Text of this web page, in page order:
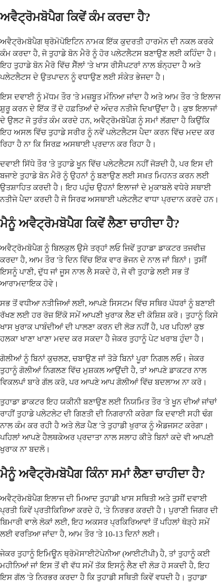
ਅਵੈਟ੍ਰੋਮਬੋਪੈਗ ਕਿਵੇਂ ਕੰਮ ਕਰਦਾ ਹੈ?
ਅਵੈਟ੍ਰੋਮਬੋਪੈਗ ਥ੍ਰੋਮੋਪੋਇਟਿਨ ਨਾਮਕ ਇੱਕ ਕੁਦਰਤੀ ਹਾਰਮੋਨ ਦੀ ਨਕਲ ਕਰਕੇ
ਕੰਮ ਕਰਦਾ ਹੈ, ਜੋ ਤੁਹਾਡੇ ਬੋਨ ਮੈਰੋ ਨੂੰ ਹੋਰ ਪਲੇਟਲੈਟਸ ਬਣਾਉਣ ਲਈ ਕਹਿੰਦਾ ਹੈ।
ਇਹ ਤੁਹਾਡੇ ਬੋਨ ਮੈਰੋ ਵਿੱਚ ਸੈੱਲਾਂ 'ਤੇ ਖਾਸ ਰੀਸੈਪਟਰਾਂ ਨਾਲ ਬੰਨ੍ਹਦਾ ਹੈ ਅਤੇ
ਪਲੇਟਲੈਟਸ ਦੇ ਉਤਪਾਦਨ ਨੂੰ ਵਧਾਉਣ ਲਈ ਸੰਕੇਤ ਭੇਜਦਾ ਹੈ।
ਇਸ ਦਵਾਈ ਨੂੰ ਮੱਧਮ ਤੌਰ 'ਤੇ ਮਜ਼ਬੂਤ ਮੰਨਿਆ ਜਾਂਦਾ ਹੈ ਅਤੇ ਆਮ ਤੌਰ 'ਤੇ ਇਲਾਜ
ਸ਼ੁਰੂ ਕਰਨ ਦੇ ਇੱਕ ਤੋਂ ਦੋ ਹਫ਼ਤਿਆਂ ਦੇ ਅੰਦਰ ਨਤੀਜੇ ਦਿਖਾਉਂਦਾ ਹੈ। ਕੁਝ ਇਲਾਜਾਂ
ਦੇ ਉਲਟ ਜੋ ਤੁਰੰਤ ਕੰਮ ਕਰਦੇ ਹਨ, ਅਵੈਟ੍ਰੋਮਬੋਪੈਗ ਨੂੰ ਸਮਾਂ ਲੱਗਦਾ ਹੈ ਕਿਉਂਕਿ
ਇਹ ਅਸਲ ਵਿੱਚ ਤੁਹਾਡੇ ਸਰੀਰ ਨੂੰ ਨਵੇਂ ਪਲੇਟਲੈਟਸ ਪੈਦਾ ਕਰਨ ਵਿੱਚ ਮਦਦ ਕਰ
ਰਿਹਾ ਹੈ ਨਾ ਕਿ ਸਿਰਫ਼ ਅਸਥਾਈ ਪ੍ਰਦਾਨ ਕਰ ਰਿਹਾ ਹੈ।
ਦਵਾਈ ਸਿੱਧੇ ਤੌਰ 'ਤੇ ਤੁਹਾਡੇ ਖੂਨ ਵਿੱਚ ਪਲੇਟਲੈਟਸ ਨਹੀਂ ਜੋੜਦੀ ਹੈ, ਪਰ ਇਸ ਦੀ
ਬਜਾਏ ਤੁਹਾਡੇ ਬੋਨ ਮੈਰੋ ਨੂੰ ਉਹਨਾਂ ਨੂੰ ਬਣਾਉਣ ਲਈ ਸਖ਼ਤ ਮਿਹਨਤ ਕਰਨ ਲਈ
ਉਤਸ਼ਾਹਿਤ ਕਰਦੀ ਹੈ। ਇਹ ਪਹੁੰਚ ਉਹਨਾਂ ਇਲਾਜਾਂ ਦੇ ਮੁਕਾਬਲੇ ਵਧੇਰੇ ਸਥਾਈ
ਨਤੀਜੇ ਪੈਦਾ ਕਰਦੀ ਹੈ ਜੋ ਸਿਰਫ ਅਸਥਾਈ ਪਲੇਟਲੈਟ ਵਾਧਾ ਪ੍ਰਦਾਨ ਕਰਦੇ ਹਨ।
ਮੈਨੂੰ ਅਵੈਟ੍ਰੋਮਬੋਪੈਗ ਕਿਵੇਂ ਲੈਣਾ ਚਾਹੀਦਾ ਹੈ?
ਅਵੈਟ੍ਰੋਮਬੋਪੈਗ ਨੂੰ ਬਿਲਕੁਲ ਉਸੇ ਤਰ੍ਹਾਂ ਲਓ ਜਿਵੇਂ ਤੁਹਾਡਾ ਡਾਕਟਰ ਤਜਵੀਜ਼
ਕਰਦਾ ਹੈ, ਆਮ ਤੌਰ 'ਤੇ ਦਿਨ ਵਿੱਚ ਇੱਕ ਵਾਰ ਭੋਜਨ ਦੇ ਨਾਲ ਜਾਂ ਬਿਨਾਂ। ਤੁਸੀਂ
ਇਸਨੂੰ ਪਾਣੀ, ਦੁੱਧ ਜਾਂ ਜੂਸ ਨਾਲ ਲੈ ਸਕਦੇ ਹੋ, ਜੋ ਵੀ ਤੁਹਾਡੇ ਲਈ ਸਭ ਤੋਂ
ਆਰਾਮਦਾਇਕ ਹੋਵੇ।
ਸਭ ਤੋਂ ਵਧੀਆ ਨਤੀਜਿਆਂ ਲਈ, ਆਪਣੇ ਸਿਸਟਮ ਵਿੱਚ ਸਥਿਰ ਪੱਧਰਾਂ ਨੂੰ ਬਣਾਈ
ਰੱਖਣ ਲਈ ਹਰ ਰੋਜ਼ ਇੱਕੋ ਸਮੇਂ ਆਪਣੀ ਖੁਰਾਕ ਲੈਣ ਦੀ ਕੋਸ਼ਿਸ਼ ਕਰੋ। ਤੁਹਾਨੂੰ ਕਿਸੇ
ਖਾਸ ਖੁਰਾਕ ਪਾਬੰਦੀਆਂ ਦੀ ਪਾਲਣਾ ਕਰਨ ਦੀ ਲੋੜ ਨਹੀਂ ਹੈ, ਪਰ ਪਹਿਲਾਂ ਕੁਝ
ਹਲਕਾ ਖਾਣਾ ਖਾਣਾ ਮਦਦ ਕਰ ਸਕਦਾ ਹੈ ਜੇਕਰ ਤੁਹਾਨੂੰ ਪੇਟ ਖਰਾਬ ਹੁੰਦਾ ਹੈ।
ਗੋਲੀਆਂ ਨੂੰ ਬਿਨਾਂ ਕੁਚਲਣ, ਚਬਾਉਣ ਜਾਂ ਤੋੜੇ ਬਿਨਾਂ ਪੂਰਾ ਨਿਗਲ ਲਓ। ਜੇਕਰ
ਤੁਹਾਨੂੰ ਗੋਲੀਆਂ ਨਿਗਲਣ ਵਿੱਚ ਮੁਸ਼ਕਲ ਆਉਂਦੀ ਹੈ, ਤਾਂ ਆਪਣੇ ਡਾਕਟਰ ਨਾਲ
ਵਿਕਲਪਾਂ ਬਾਰੇ ਗੱਲ ਕਰੋ, ਪਰ ਆਪਣੇ ਆਪ ਗੋਲੀਆਂ ਵਿੱਚ ਬਦਲਾਅ ਨਾ ਕਰੋ।
ਤੁਹਾਡਾ ਡਾਕਟਰ ਇਹ ਯਕੀਨੀ ਬਣਾਉਣ ਲਈ ਨਿਯਮਿਤ ਤੌਰ 'ਤੇ ਖੂਨ ਦੀਆਂ ਜਾਂਚਾਂ
ਰਾਹੀਂ ਤੁਹਾਡੇ ਪਲੇਟਲੇਟ ਦੀ ਗਿਣਤੀ ਦੀ ਨਿਗਰਾਨੀ ਕਰੇਗਾ ਕਿ ਦਵਾਈ ਸਹੀ ਢੰਗ
ਨਾਲ ਕੰਮ ਕਰ ਰਹੀ ਹੈ ਅਤੇ ਲੋੜ ਪੈਣ 'ਤੇ ਤੁਹਾਡੀ ਖੁਰਾਕ ਨੂੰ ਐਡਜਸਟ ਕਰੇਗਾ।
ਪਹਿਲਾਂ ਆਪਣੇ ਹੈਲਥਕੇਅਰ ਪ੍ਰਦਾਤਾ ਨਾਲ ਸਲਾਹ ਕੀਤੇ ਬਿਨਾਂ ਕਦੇ ਵੀ ਆਪਣੀ
ਖੁਰਾਕ ਨਾ ਬਦਲੋ।
ਮੈਨੂੰ ਅਵੈਟ੍ਰੋਮਬੋਪੈਗ ਕਿੰਨਾ ਸਮਾਂ ਲੈਣਾ ਚਾਹੀਦਾ ਹੈ?
ਅਵੈਟ੍ਰੋਮਬੋਪੈਗ ਇਲਾਜ ਦੀ ਮਿਆਦ ਤੁਹਾਡੀ ਖਾਸ ਸਥਿਤੀ ਅਤੇ ਤੁਸੀਂ ਦਵਾਈ
ਪ੍ਰਤੀ ਕਿਵੇਂ ਪ੍ਰਤੀਕਿਰਿਆ ਕਰਦੇ ਹੋ, 'ਤੇ ਨਿਰਭਰ ਕਰਦੀ ਹੈ। ਪੁਰਾਣੀ ਜਿਗਰ ਦੀ
ਬਿਮਾਰੀ ਵਾਲੇ ਲੋਕਾਂ ਲਈ, ਇਹ ਅਕਸਰ ਪ੍ਰਕਿਰਿਆਵਾਂ ਤੋਂ ਪਹਿਲਾਂ ਥੋੜ੍ਹੇ ਸਮੇਂ
ਲਈ ਵਰਤਿਆ ਜਾਂਦਾ ਹੈ, ਆਮ ਤੌਰ 'ਤੇ 10-13 ਦਿਨਾਂ ਲਈ।
ਜੇਕਰ ਤੁਹਾਨੂੰ ਇਮਿਊਨ ਥ੍ਰੋਮੋਸਾਈਟੋਪੇਨੀਆ (ਆਈਟੀਪੀ) ਹੈ, ਤਾਂ ਤੁਹਾਨੂੰ ਕਈ
ਮਹੀਨਿਆਂ ਜਾਂ ਇਸ ਤੋਂ ਵੀ ਵੱਧ ਸਮੇਂ ਤੱਕ ਇਸਨੂੰ ਲੈਣ ਦੀ ਲੋੜ ਹੋ ਸਕਦੀ ਹੈ, ਇਹ
ਇਸ ਗੱਲ 'ਤੇ ਨਿਰਭਰ ਕਰਦਾ ਹੈ ਕਿ ਤੁਹਾਡੀ ਸਥਿਤੀ ਕਿਵੇਂ ਵਧਦੀ ਹੈ। ਤੁਹਾਡਾ